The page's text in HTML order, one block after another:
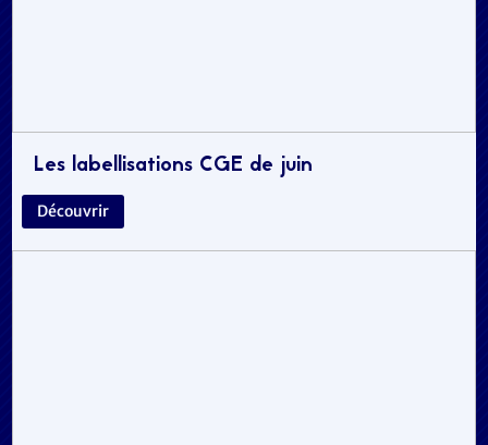
Les labellisations CGE de juin
Découvrir